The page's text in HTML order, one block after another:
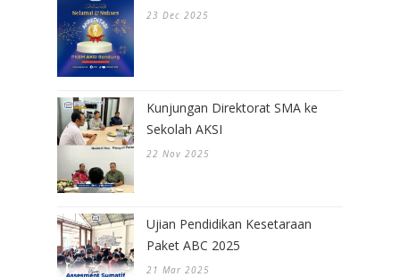
23 Dec 2025
Kunjungan Direktorat SMA ke
Sekolah AKSI
22 Nov 2025
Ujian Pendidikan Kesetaraan
Paket ABC 2025
21 Mar 2025